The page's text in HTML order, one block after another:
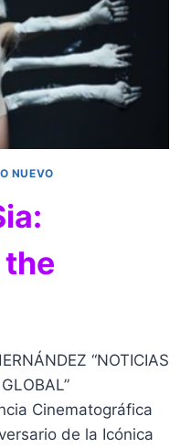
NUEVO
“NOTICIAS
Cinematográfica
de la Icónica